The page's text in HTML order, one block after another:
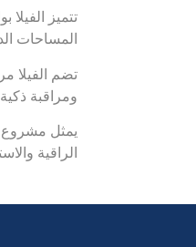
تتميز
المساحات
تضم الفيلا
ومراقبة
يمثل مشروع
الراقية